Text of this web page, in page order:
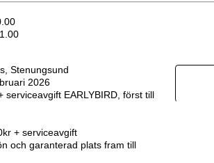
Stenungsund
2026
serviceavgift EARLYBIRD, först till
+ serviceavgift
och garanterad plats fram till